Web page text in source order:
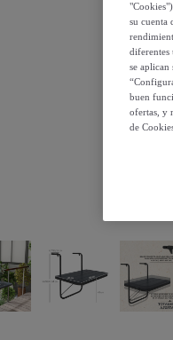
su cuenta
diferentes
se aplican
buen
ofertas, y
de